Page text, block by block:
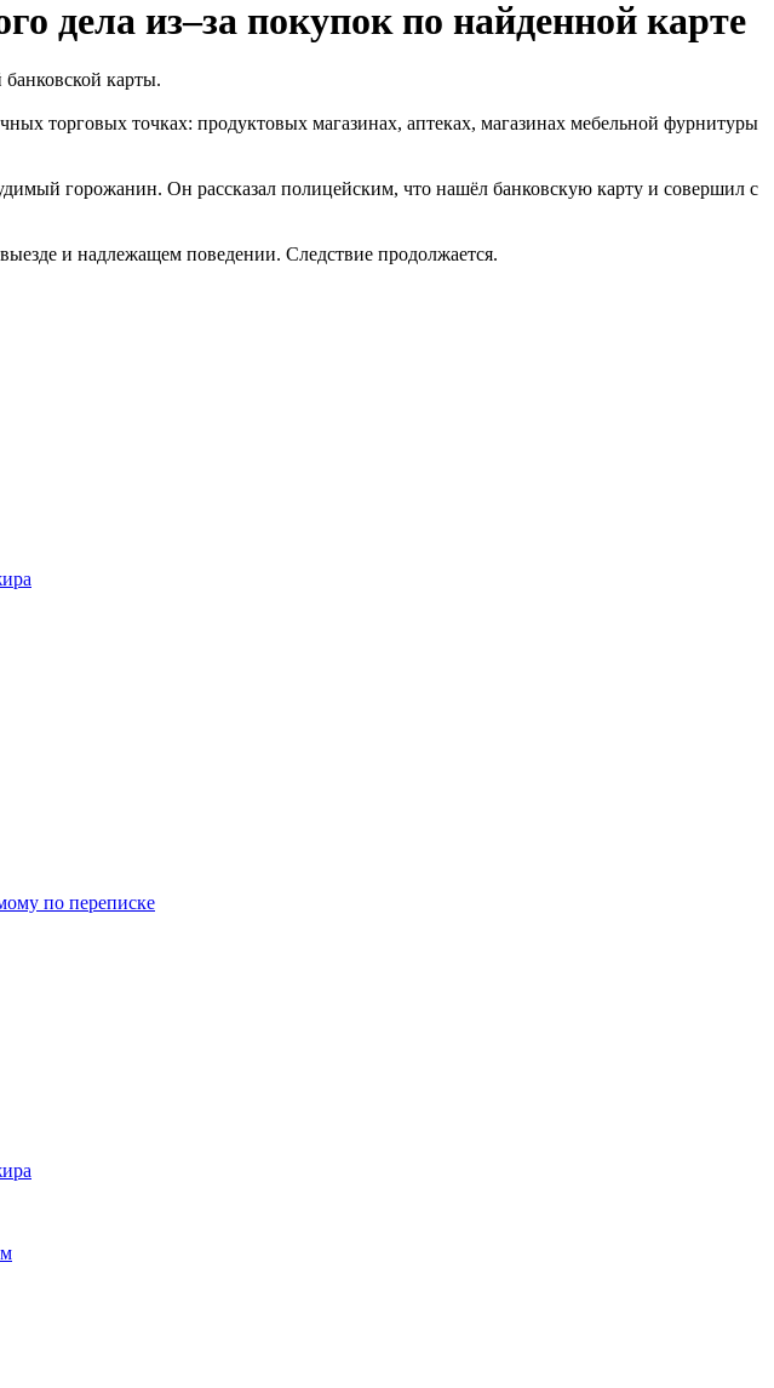
дела из–за покупок по найденной карте
карты.
торговых точках: продуктовых магазинах, аптеках, магазинах мебельной фурнитуры
горожанин. Он рассказал полицейским, что нашёл банковскую карту и совершил с
и надлежащем поведении. Следствие продолжается.
по переписке